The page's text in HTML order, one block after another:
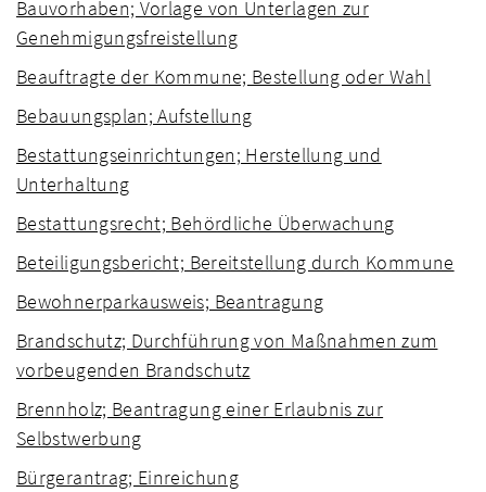
Bauvorhaben; Vorlage von Unterlagen zur
Genehmigungsfreistellung
Beauftragte der Kommune; Bestellung oder Wahl
Bebauungsplan; Aufstellung
Bestattungseinrichtungen; Herstellung und
Unterhaltung
Bestattungsrecht; Behördliche Überwachung
Beteiligungsbericht; Bereitstellung durch Kommune
Bewohnerparkausweis; Beantragung
Brandschutz; Durchführung von Maßnahmen zum
vorbeugenden Brandschutz
Brennholz; Beantragung einer Erlaubnis zur
Selbstwerbung
Bürgerantrag; Einreichung